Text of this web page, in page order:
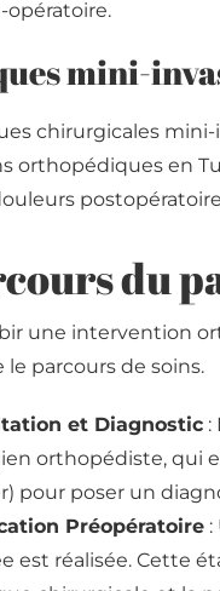
mini-
chirurgicales
orthopédiques en
du
une intervention
parcours de soins.
et Diagnostic :
orthopédiste, qui
pour poser un
Préopératoire :
est réalisée. Cette